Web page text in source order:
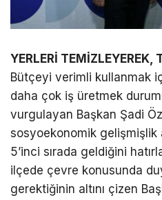
YERLERİ
Bütçeyi verimli kullanmak
daha çok iş üretmek
vurgulayan Başkan Şadi
sosyoekonomik gelişmişlik
5’inci sırada geldiğini
ilçede çevre konusunda
gerektiğinin altını çizen